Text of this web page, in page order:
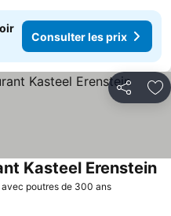
Consulter les prix
Partager
poutres de 300 ans
Kasteel Erenstein